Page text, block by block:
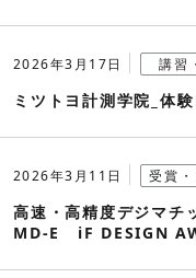
2010年
2009年
2004年
2003年
2026年3月17日 講習
ミツトヨ計測学院_体
2026年3月11日 受賞
高速・高精度デジマチ
MD-E iF DESIGN